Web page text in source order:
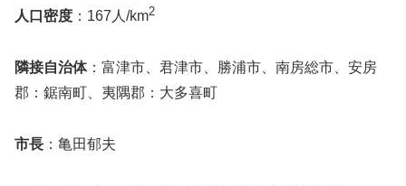
人口密度 ：167人/km2
隣接自治体：富津市、君津市、勝浦市、南房総市、安房
郡：鋸南町、夷隅郡：大多喜町
市長 ：亀田郁夫